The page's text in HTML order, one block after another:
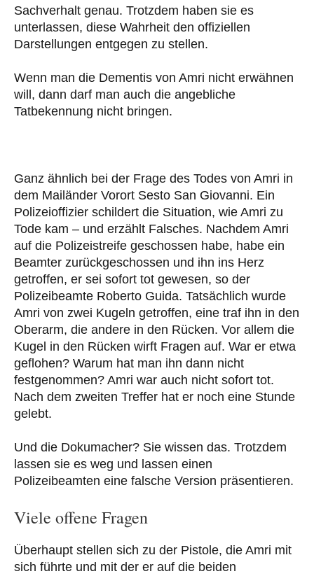
Sachverhalt genau. Trotzdem haben sie es
unterlassen, diese Wahrheit den offiziellen
Darstellungen entgegen zu stellen.
Wenn man die Dementis von Amri nicht erwähnen
will, dann darf man auch die angebliche
Tatbekennung nicht bringen.
Ganz ähnlich bei der Frage des Todes von Amri in
dem Mailänder Vorort Sesto San Giovanni. Ein
Polizeioffizier schildert die Situation, wie Amri zu
Tode kam – und erzählt Falsches. Nachdem Amri
auf die Polizeistreife geschossen habe, habe ein
Beamter zurückgeschossen und ihn ins Herz
getroffen, er sei sofort tot gewesen, so der
Polizeibeamte Roberto Guida. Tatsächlich wurde
Amri von zwei Kugeln getroffen, eine traf ihn in den
Oberarm, die andere in den Rücken. Vor allem die
Kugel in den Rücken wirft Fragen auf. War er etwa
geflohen? Warum hat man ihn dann nicht
festgenommen? Amri war auch nicht sofort tot.
Nach dem zweiten Treffer hat er noch eine Stunde
gelebt.
Und die Dokumacher? Sie wissen das. Trotzdem
lassen sie es weg und lassen einen
Polizeibeamten eine falsche Version präsentieren.
Viele offene Fragen
Überhaupt stellen sich zu der Pistole, die Amri mit
sich führte und mit der er auf die beiden